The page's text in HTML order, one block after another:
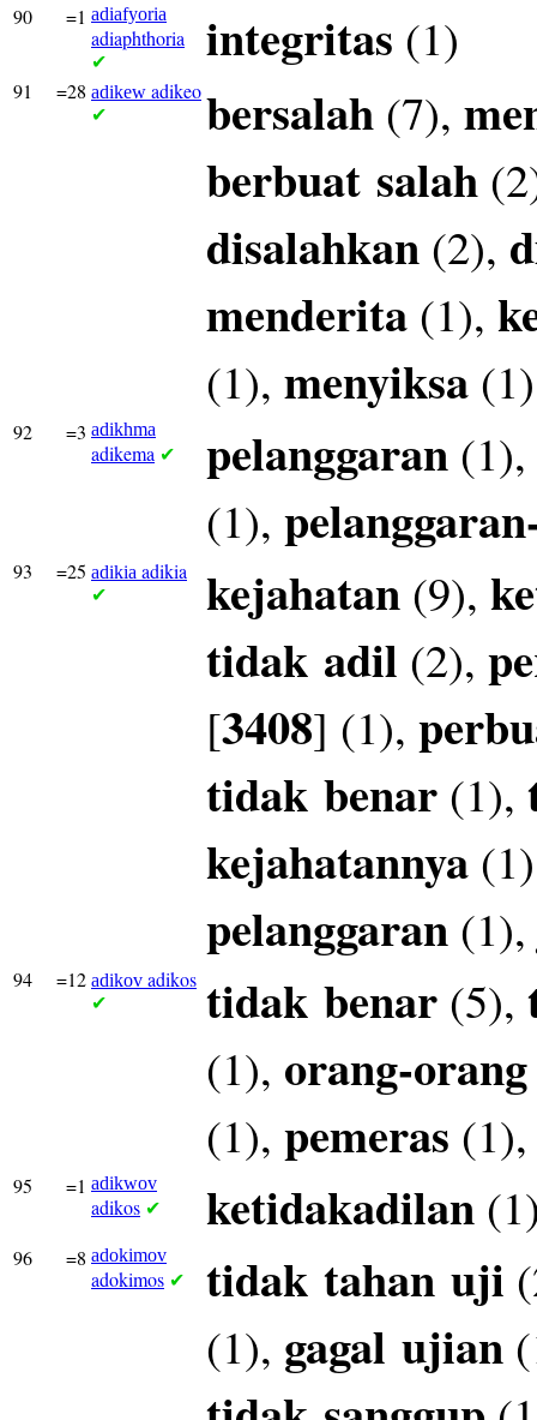
90 =1 adiafyoria
adiaphthoria
✔ integritas (1)
91 =28 adikew adikeo
✔ bersalah (7),
berbuat salah
disalahkan (2),
menderita (1),
(1), menyiksa
92 =3 adikhma
adikema ✔ pelanggaran (1),
(1),
93 =25 adikia adikia
✔ kejahatan (9),
tidak adil (2),
[3408] (1),
tidak benar (1),
kejahatannya
pelanggaran (1),
94 =12 adikov adikos
✔ tidak benar (5),
(1), orang-orang
(1), pemeras
95 =1 adikwov
adikos ✔ ketidakadilan
96 =8 adokimov
adokimos ✔ tidak tahan uji
(1), gagal ujian